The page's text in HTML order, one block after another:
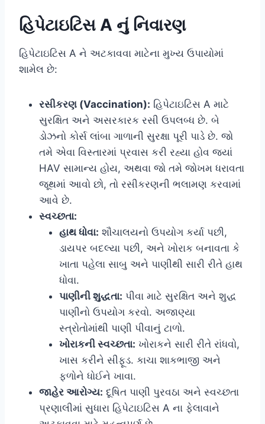
હિપેટાઇટિસ A નું નિવારણ
હિપેટાઇટિસ A ને અટકાવવા માટેના મુખ્ય ઉપાયોમાં
શામેલ છે:
રસીકરણ (Vaccination): હિપેટાઇટિસ A માટે
સુરક્ષિત અને અસરકારક રસી ઉપલબ્ધ છે. બે
ડોઝનો કોર્સ લાંબા ગાળાની સુરક્ષા પૂરી પાડે છે. જો
તમે એવા વિસ્તારમાં પ્રવાસ કરી રહ્યા હોવ જ્યાં
HAV સામાન્ય હોય, અથવા જો તમે જોખમ ધરાવતા
જૂથમાં આવો છો, તો રસીકરણની ભલામણ કરવામાં
આવે છે.
સ્વચ્છતા:
હાથ ધોવા: શૌચાલયનો ઉપયોગ કર્યા પછી,
ડાયપર બદલ્યા પછી, અને ખોરાક બનાવતા કે
ખાતા પહેલા સાબુ અને પાણીથી સારી રીતે હાથ
ધોવા.
પાણીની શુદ્ધતા: પીવા માટે સુરક્ષિત અને શુદ્ધ
પાણીનો ઉપયોગ કરવો. અજાણ્યા
સ્ત્રોતોમાંથી પાણી પીવાનું ટાળો.
ખોરાકની સ્વચ્છતા: ખોરાકને સારી રીતે રાંધવો,
ખાસ કરીને સીફૂડ. કાચા શાકભાજી અને
ફળોને ધોઈને ખાવા.
જાહેર આરોગ્ય: દૂષિત પાણી પુરવઠા અને સ્વચ્છતા
પ્રણાલીમાં સુધારા હિપેટાઇટિસ A ના ફેલાવાને